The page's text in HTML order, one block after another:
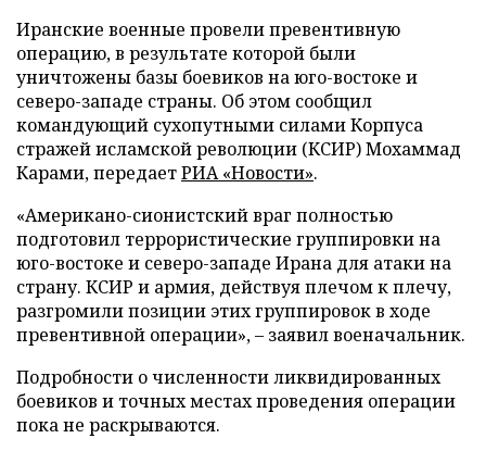
Иранские военные провели превентивную
операцию, в результате которой были
уничтожены базы боевиков на юго-востоке и
северо-западе страны. Об этом сообщил
командующий сухопутными силами Корпуса
стражей исламской революции (КСИР) Мохаммад
Карами, передаетРИА «Новости».
«Американо-сионистский враг полностью
подготовил террористические группировки на
юго-востоке и северо-западе Ирана для атаки на
страну. КСИР и армия, действуя плечом к плечу,
разгромили позиции этих группировок в ходе
превентивной операции», – заявил военачальник.
Подробности о численности ликвидированных
боевиков и точных местах проведения операции
пока не раскрываются.